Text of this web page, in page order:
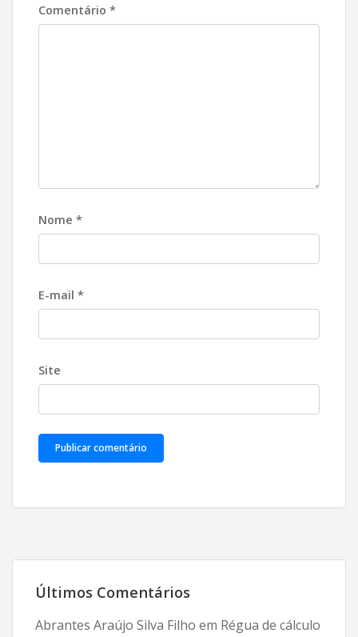
Comentário *
Nome *
E-mail *
Site
Últimos Comentários
Abrantes Araújo Silva Filho em Régua de cálculo